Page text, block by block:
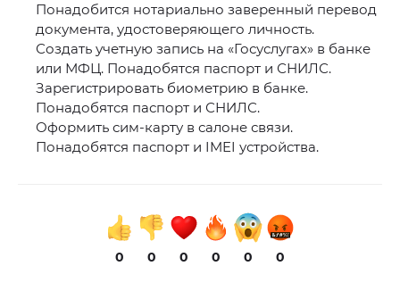
Понадобится нотариально заверенный перевод
документа, удостоверяющего личность.
Создать учетную запись на «Госуслугах» в банке
или МФЦ. Понадобятся паспорт и СНИЛС.
Зарегистрировать биометрию в банке.
Понадобятся паспорт и СНИЛС.
Оформить сим-карту в салоне связи.
Понадобятся паспорт и IMEI устройства.
0 0 0 0 0 0